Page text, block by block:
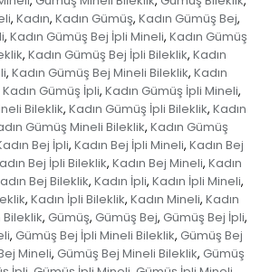
, Kadın, Kadın Gümüş, Kadın Gümüş Bej,
, Kadın Gümüş Bej İpli Mineli, Kadın Gümüş
, Kadın Gümüş Bej İpli Bileklik, Kadın
, Kadın Gümüş Bej Mineli Bileklik, Kadın
Kadın Gümüş İpli, Kadın Gümüş İpli Mineli,
Bileklik, Kadın Gümüş İpli Bileklik, Kadın
Gümüş Mineli Bileklik, Kadın Gümüş
Bej İpli, Kadın Bej İpli Mineli, Kadın Bej
Bej İpli Bileklik, Kadın Bej Mineli, Kadın
Bej Bileklik, Kadın İpli, Kadın İpli Mineli,
, Kadın İpli Bileklik, Kadın Mineli, Kadın
Bileklik, Gümüş, Gümüş Bej, Gümüş Bej İpli,
, Gümüş Bej İpli Mineli Bileklik, Gümüş Bej
Mineli, Gümüş Bej Mineli Bileklik, Gümüş